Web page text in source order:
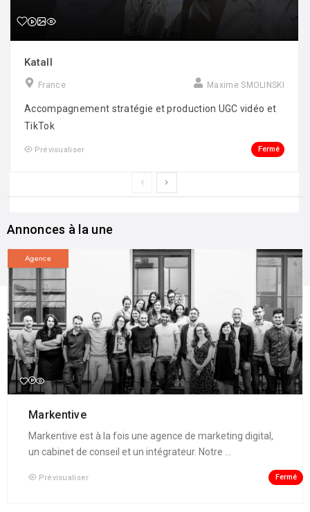
Katall
France Maxime SMOLINSKI
Accompagnement stratégie et production UGC vidéo et
TikTok
Prévisualiser Fermé
Annonces à la une
Agence
Markentive
Markentive est à la fois une agence de marketing digital,
un cabinet de conseil et un intégrateur. Notre ...
Prévisualiser Fermé